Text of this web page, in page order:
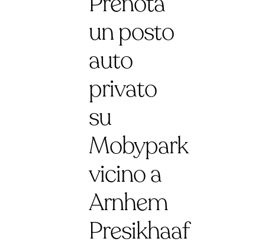
un posto
auto
privato
su
Mobypark
vicino a
Arnhem
Presikhaaf